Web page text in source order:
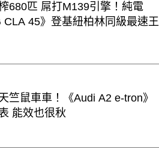
680匹 屌打M139引擎！純電
CLA 45》登基紐柏林同級最速王
竺鼠車車！《Audi A2 e-tron》
能效也很秋